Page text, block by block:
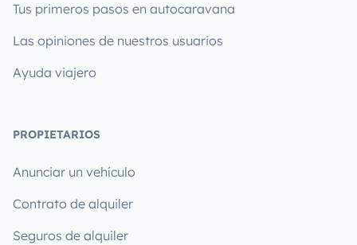
Tus primeros pasos en autocaravana
Las opiniones de nuestros usuarios
Ayuda viajero
PROPIETARIOS
Anunciar un vehículo
Contrato de alquiler
Seguros de alquiler